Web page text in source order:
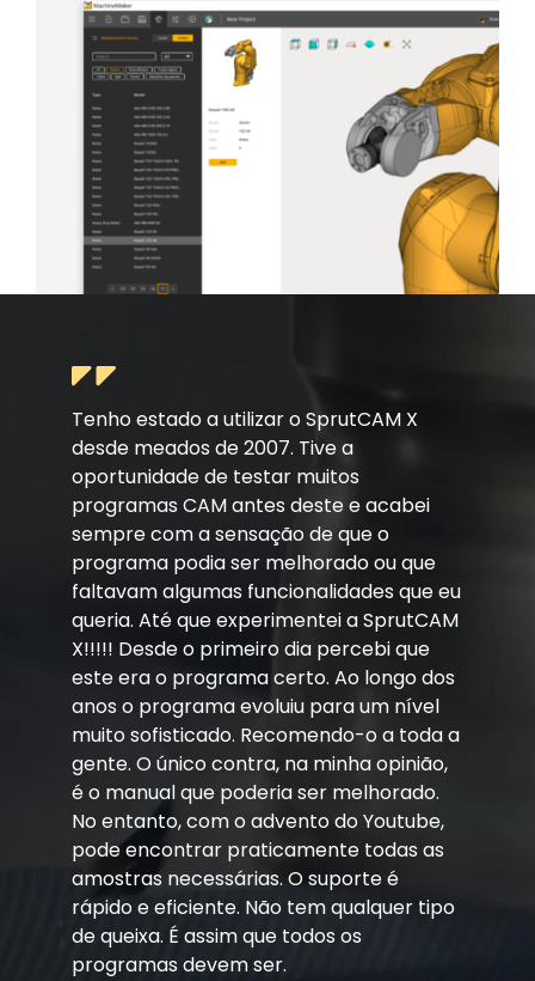
Tenho estado a utilizar o SprutCAM X
desde meados de 2007. Tive a
oportunidade de testar muitos
programas CAM antes deste e acabei
sempre com a sensação de que o
programa podia ser melhorado ou que
faltavam algumas funcionalidades que eu
queria. Até que experimentei a SprutCAM
X!!!!! Desde o primeiro dia percebi que
este era o programa certo. Ao longo dos
anos o programa evoluiu para um nível
muito sofisticado. Recomendo-o a toda a
gente. O único contra, na minha opinião,
é o manual que poderia ser melhorado.
No entanto, com o advento do Youtube,
pode encontrar praticamente todas as
amostras necessárias. O suporte é
rápido e eficiente. Não tem qualquer tipo
de queixa. É assim que todos os
programas devem ser.